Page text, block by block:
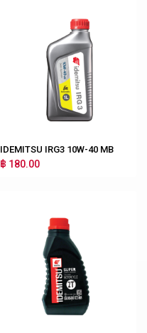
IDEMITSU IRG3 10W-40 MB
฿ 180.00